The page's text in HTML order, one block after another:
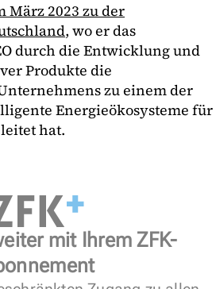
März 2023 zu der
, wo er das
durch die Entwicklung und
Produkte die
zu einem der
Energieökosysteme für
hat.
mit Ihrem ZFK-